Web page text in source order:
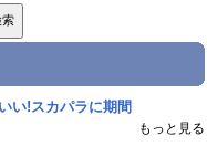
い!スカパラに期間
もっと見る